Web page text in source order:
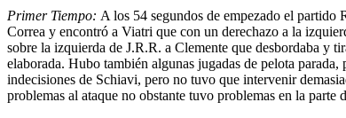
Primer Tiempo: A los 54 segundos de empezado el partido
Correa y encontró a Viatri que con un derechazo a la
sobre la izquierda de J.R.R. a Clemente que desbordaba y
elaborada. Hubo también algunas jugadas de pelota
indecisiones de Schiavi, pero no tuvo que intervenir
problemas al ataque no obstante tuvo problemas en la parte